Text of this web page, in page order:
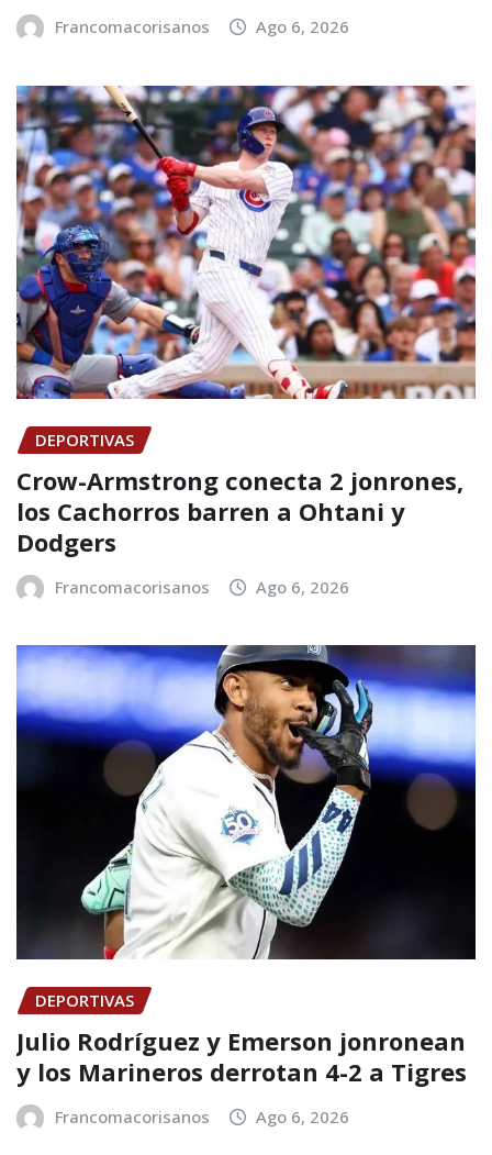
Francomacorisanos Ago 6, 2026
DEPORTIVAS
Crow-Armstrong conecta 2 jonrones,
los Cachorros barren a Ohtani y
Dodgers
Francomacorisanos Ago 6, 2026
DEPORTIVAS
Julio Rodríguez y Emerson jonronean
y los Marineros derrotan 4-2 a Tigres
Francomacorisanos Ago 6, 2026